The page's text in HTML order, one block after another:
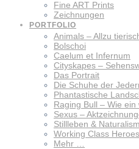
Fine ART Prints
Zeichnungen
PORTFOLIO
Animals – Allzu
Bolschoi
Caelum et Infernum
Cityskapes –
Das Portrait
Die Schuhe der
Phantastische
Raging Bull – Wie ein
Sexus –
Stillleben &
Working Class Heroes
Mehr …